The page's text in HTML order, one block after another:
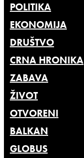
POLITIKA
EKONOMIJA
DRUŠTVO
CRNA HRONIKA
ZABAVA
ŽIVOT
OTVORENI
BALKAN
GLOBUS